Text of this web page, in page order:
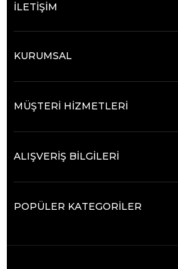
İLETİŞİM
KURUMSAL
MÜŞTERİ HİZMETLERİ
ALIŞVERİŞ BİLGİLERİ
POPÜLER KATEGORİLER